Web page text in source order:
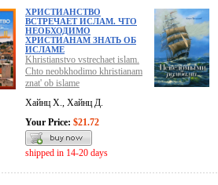
ХРИСТИАНСТВО
ВСТРЕЧАЕТ ИСЛАМ. ЧТО
НЕОБХОДИМО
ХРИСТИАНАМ ЗНАТЬ ОБ
ИСЛАМЕ
Khristianstvo vstrechaet islam.
Chto neobkhodimo khristianam
znat' ob islame
Хайнц Х., Хайнц Д.
Your Price: $21.72
shipped in 14-20 days